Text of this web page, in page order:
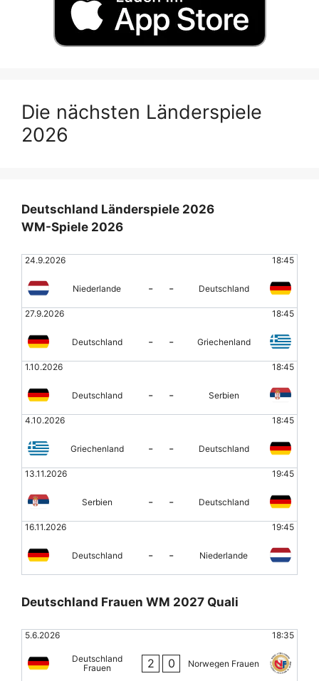
Die nächsten Länderspiele
2026
Deutschland Länderspiele 2026
WM-Spiele 2026
24.9.2026 18:45
Niederlande - - Deutschland
27.9.2026 18:45
Deutschland - - Griechenland
1.10.2026 18:45
Deutschland - - Serbien
4.10.2026 18:45
Griechenland - - Deutschland
13.11.2026 19:45
Serbien - - Deutschland
16.11.2026 19:45
Deutschland - - Niederlande
Deutschland Frauen WM 2027 Quali
5.6.2026 18:35
Deutschland
Frauen
2 0 Norwegen Frauen